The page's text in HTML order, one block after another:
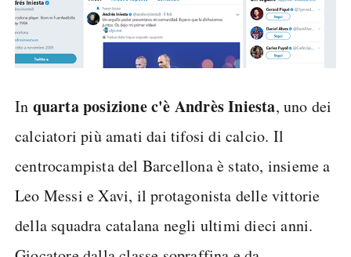
In quarta posizione c'è Andrès Iniesta, uno dei
calciatori più amati dai tifosi di calcio. Il
centrocampista del Barcellona è stato, insieme a
Leo Messi e Xavi, il protagonista delle vittorie
della squadra catalana negli ultimi dieci anni.